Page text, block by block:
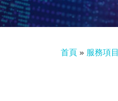
首頁 » 服務項目